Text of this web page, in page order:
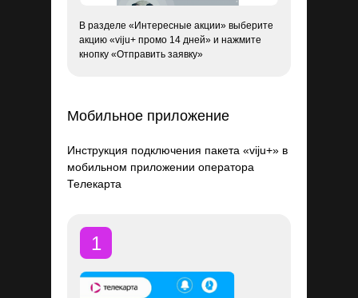
В разделе «Интересные акции» выберите
акцию «viju+ промо 14 дней» и нажмите
кнопку «Отправить заявку»
Мобильное приложение
Инструкция подключения пакета «viju+» в
мобильном приложении оператора
Телекарта
1